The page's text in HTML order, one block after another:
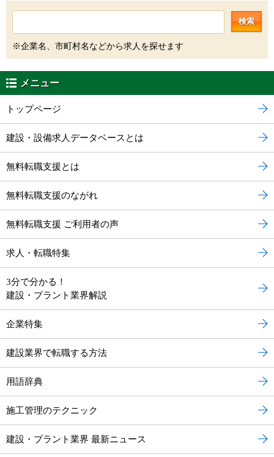
検索
※企業名、市町村名などから求人を探せます
メニュー
トップページ
建設・設備求人データベースとは
無料転職支援とは
無料転職支援のながれ
無料転職支援 ご利用者の声
求人・転職特集
3分で分かる！
建設・プラント業界解説
企業特集
建設業界で転職する方法
用語辞典
施工管理のテクニック
建設・プラント業界 最新ニュース